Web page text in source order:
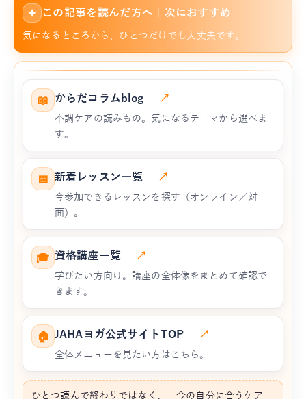
✦ この記事を読んだ方へ｜次におすすめ
気になるところから、ひとつだけでも大丈夫です。
📖 からだコラムblog ↗
不調ケアの読みもの。気になるテーマから選べま
す。
📅 新着レッスン一覧 ↗
今参加できるレッスンを探す（オンライン／対
面）。
🎓 資格講座一覧 ↗
学びたい方向け。講座の全体像をまとめて確認で
きます。
🏠 JAHAヨガ公式サイトTOP ↗
全体メニューを見たい方はこちら。
ひとつ読んで終わりではなく、「今の自分に合うケア」